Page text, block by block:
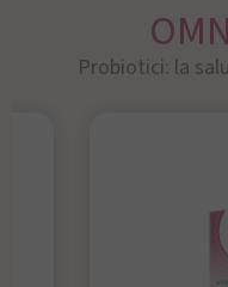
Probiotici: la